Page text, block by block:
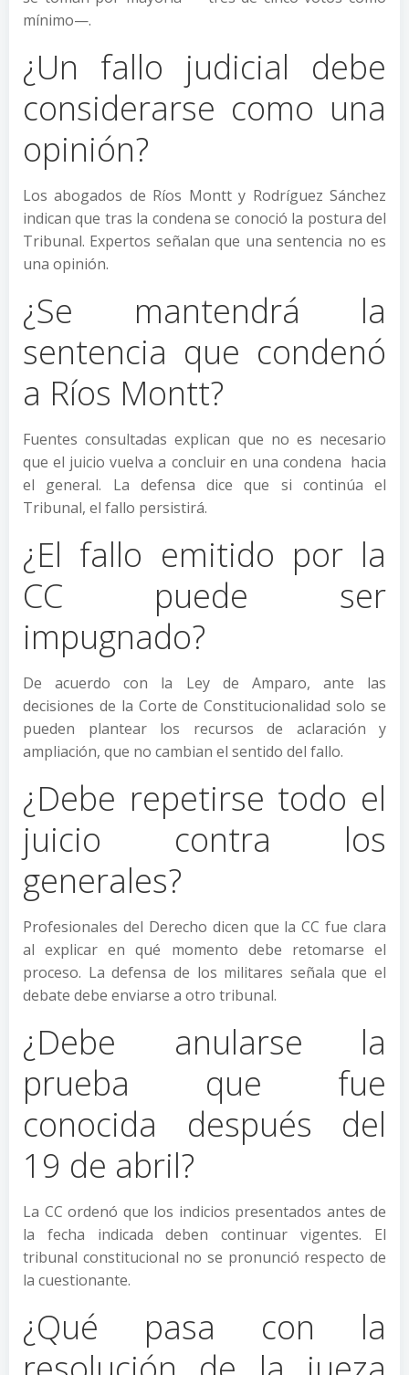
mínimo—.
¿Un fallo judicial debe
considerarse como una
opinión?
Los abogados de Ríos Montt y Rodríguez Sánchez
indican que tras la condena se conoció la postura del
Tribunal. Expertos señalan que una sentencia no es
una opinión.
¿Se mantendrá la
sentencia que condenó
a Ríos Montt?
Fuentes consultadas explican que no es necesario
que el juicio vuelva a concluir en una condena hacia
el general. La defensa dice que si continúa el
Tribunal, el fallo persistirá.
¿El fallo emitido por la
CC puede ser
impugnado?
De acuerdo con la Ley de Amparo, ante las
decisiones de la Corte de Constitucionalidad solo se
pueden plantear los recursos de aclaración y
ampliación, que no cambian el sentido del fallo.
¿Debe repetirse todo el
juicio contra los
generales?
Profesionales del Derecho dicen que la CC fue clara
al explicar en qué momento debe retomarse el
proceso. La defensa de los militares señala que el
debate debe enviarse a otro tribunal.
¿Debe anularse la
prueba que fue
conocida después del
19 de abril?
La CC ordenó que los indicios presentados antes de
la fecha indicada deben continuar vigentes. El
tribunal constitucional no se pronunció respecto de
la cuestionante.
¿Qué pasa con la